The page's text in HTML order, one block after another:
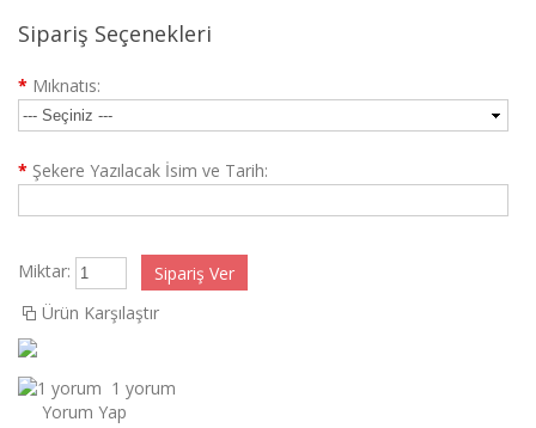
Sipariş Seçenekleri
* Mıknatıs:
* Şekere Yazılacak İsim ve Tarih:
Miktar:
Ürün Karşılaştır
1 yorum
Yorum Yap